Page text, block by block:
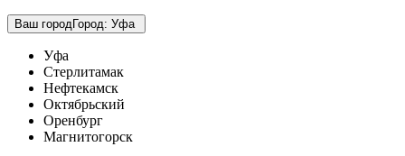
Ваш городГород: Уфа
Уфа
Стерлитамак
Нефтекамск
Октябрьский
Оренбург
Магнитогорск